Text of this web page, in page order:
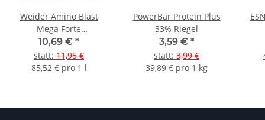
Weider Amino Blast
Mega Forte
Trinkampulle 5er Pack
10,69 € *
statt: 11,95 €
85,52 € pro 1 l
PowerBar Protein Plus
33% Riegel
3,59 € *
statt: 3,99 €
39,89 € pro 1 kg